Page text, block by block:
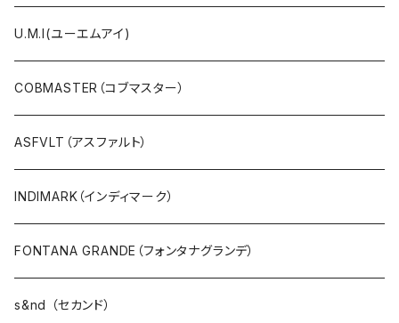
Ｔシャツ・シャツ（半袖）
タンクトップ
プルオーバー・カットソー
ブラウス・ポンチョ
パーカ・フード
カーディガン
U.M.I(ユーエムアイ)
COBMASTER（コブマスター）
ASFVLT（アスファルト）
INDIMARK（インディマーク）
FONTANA GRANDE（フォンタナグランデ）
s&nd （セカンド）